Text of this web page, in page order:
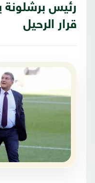
رئيس
قرار الرحيل